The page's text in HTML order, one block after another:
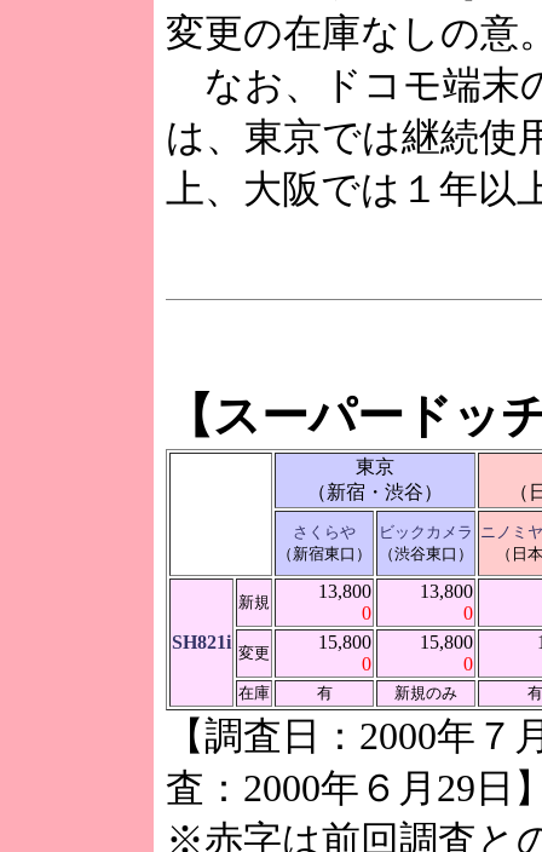
変更の在庫なしの意
なお、ドコモ端末
は、東京では継続使
上、大阪では１年以
【スーパードッ
東京
（新宿・渋谷）
（
さくらや
（新宿東口）
ビックカメラ
（渋谷東口）
ニノミ
（日
SH821i
新規
13,800
0
13,800
0
変更
15,800
0
15,800
0
在庫 有 新規のみ 有
【調査日：2000年７
査：2000年６月29日
※赤字は前回調査と